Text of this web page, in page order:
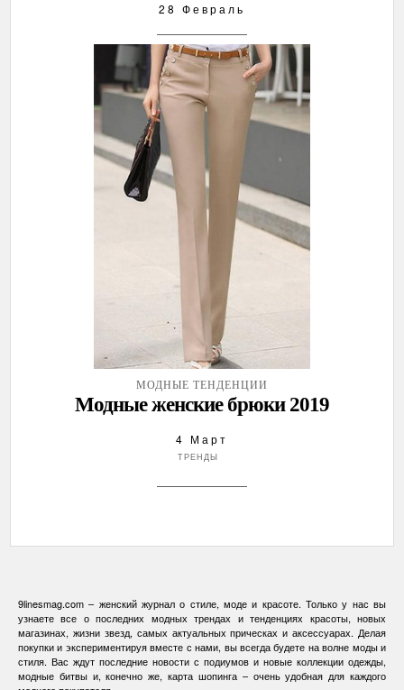
28 Февраль
МОДНЫЕ ТЕНДЕНЦИИ
Модные женские брюки 2019
4 Март
ТРЕНДЫ
9linesmag.com – женский журнал о стиле, моде и красоте. Только у нас вы
узнаете все о последних модных трендах и тенденциях красоты, новых
магазинах, жизни звезд, самых актуальных прическах и аксессуарах. Делая
покупки и экспериментируя вместе с нами, вы всегда будете на волне моды и
стиля. Вас ждут последние новости с подиумов и новые коллекции одежды,
модные битвы и, конечно же, карта шопинга – очень удобная для каждого